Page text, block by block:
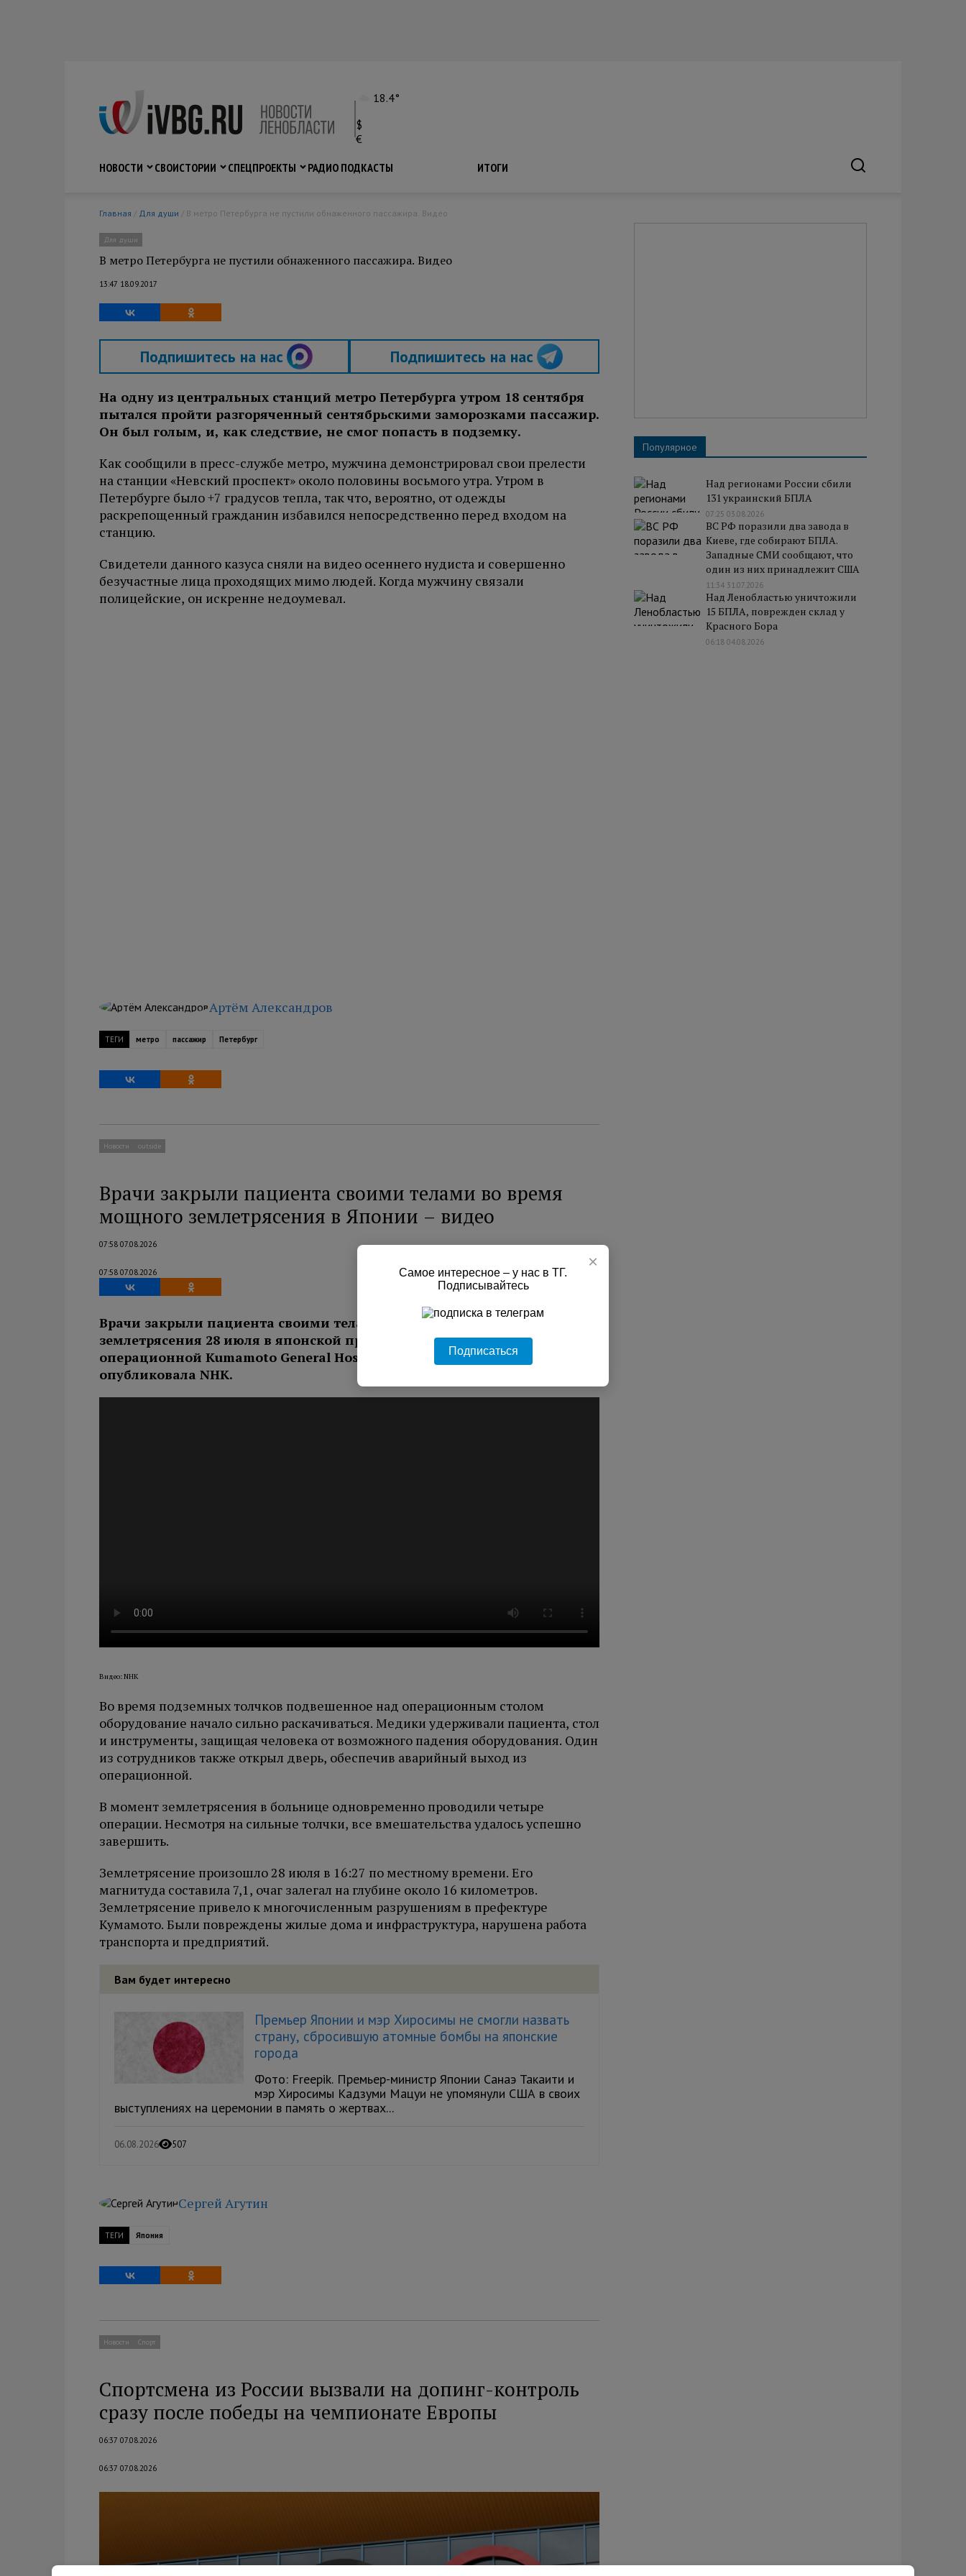
18.4°
$
€
НОВОСТИ
СВОИСТОРИИ СПЕЦПРОЕКТЫ РАДИО ПОДКАСТЫ ИТОГИ
Главная / Для души / В метро Петербурга не пустили обнаженного пассажира. Видео
Для души
В метро Петербурга не пустили обнаженного пассажира. Видео
13:47 18.09.2017
Подпишитесь на нас Подпишитесь на нас
На одну из центральных станций метро Петербурга утром 18 сентября
пытался пройти разгоряченный сентябрьскими заморозками пассажир.
Он был голым, и, как следствие, не смог попасть в подземку.
Как сообщили в пресс-службе метро, мужчина демонстрировал свои прелести
на станции «Невский проспект» около половины восьмого утра. Утром в
Петербурге было +7 градусов тепла, так что, вероятно, от одежды
раскрепощенный гражданин избавился непосредственно перед входом на
станцию.
Свидетели данного казуса сняли на видео осеннего нудиста и совершенно
безучастные лица проходящих мимо людей. Когда мужчину связали
полицейские, он искренне недоумевал.
Артём Александров
ТЕГИ метро пассажир Петербург
Новости outside
Врачи закрыли пациента своими телами во время
мощного землетрясения в Японии – видео
07:58 07.08.2026
07:58 07.08.2026
Врачи закрыли пациента своими телами во время мощного
землетрясения 28 июля в японской префектуре Кумамото. Кадры из
операционной Kumamoto General Hospital в городе Яцусиро
опубликовала NHK.
Видео: NHK
Во время подземных толчков подвешенное над операционным столом
оборудование начало сильно раскачиваться. Медики удерживали пациента, стол
и инструменты, защищая человека от возможного падения оборудования. Один
из сотрудников также открыл дверь, обеспечив аварийный выход из
операционной.
В момент землетрясения в больнице одновременно проводили четыре
операции. Несмотря на сильные толчки, все вмешательства удалось успешно
завершить.
Землетрясение произошло 28 июля в 16:27 по местному времени. Его
магнитуда составила 7,1, очаг залегал на глубине около 16 километров.
Землетрясение привело к многочисленным разрушениям в префектуре
Кумамото. Были повреждены жилые дома и инфраструктура, нарушена работа
транспорта и предприятий.
Вам будет интересно
Премьер Японии и мэр Хиросимы не смогли назвать
страну, сбросившую атомные бомбы на японские
города
Фото: Freepik. Премьер-министр Японии Санаэ Такаити и
мэр Хиросимы Кадзуми Мацуи не упомянули США в своих
выступлениях на церемонии в память о жертвах...
06.08.2026 507
Сергей Агутин
ТЕГИ Япония
Новости Спорт
Спортсмена из России вызвали на допинг-контроль
сразу после победы на чемпионате Европы
06:37 07.08.2026
06:37 07.08.2026
Популярное
Над регионами России сбили
131 украинский БПЛА
07:25 03.08.2026
ВС РФ поразили два завода в
Киеве, где собирают БПЛА.
Западные СМИ сообщают, что
один из них принадлежит США
11:34 31.07.2026
Над Ленобластью уничтожили
15 БПЛА, поврежден склад у
Красного Бора
06:18 04.08.2026
×
Самое интересное – у нас в ТГ.
Подписывайтесь
Подписаться